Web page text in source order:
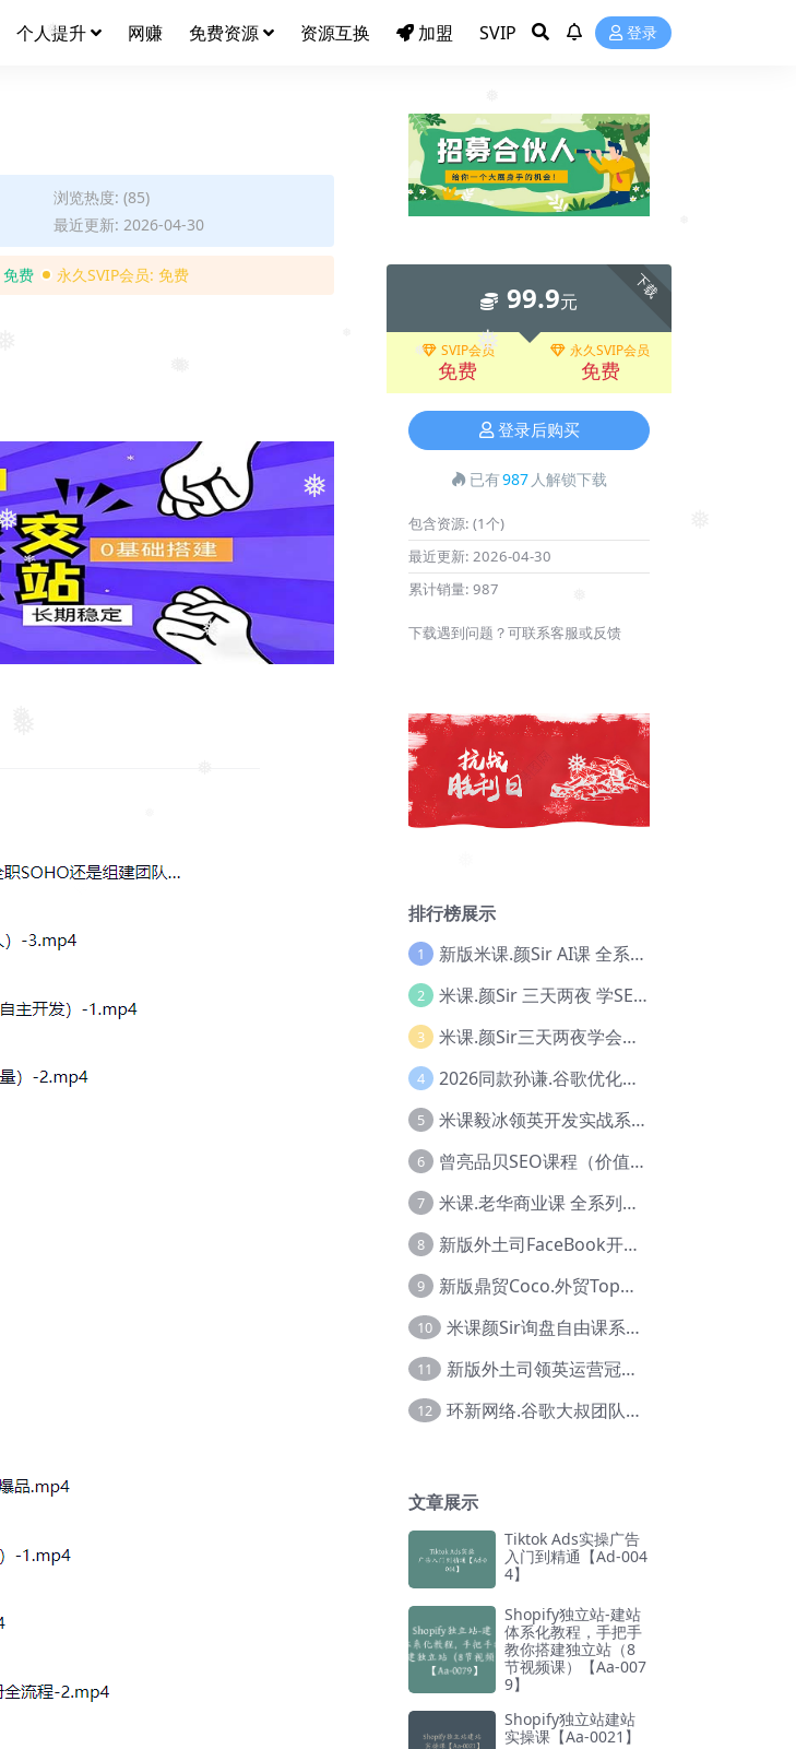
❅
❅
❅
❅
❅
❅
个人提升 网赚 免费资源 资源互换 加盟 SVIP 登录
浏览热度: (85)
最近更新: 2026-04-30
免费 永久SVIP会员: 免费 下载
99.9元
SVIP会员
免费
永久SVIP会员
免费
登录后购买
已有987 人解锁下载
包含资源: (1个)
最近更新: 2026-04-30
累计销量: 987
下载遇到问题？可联系客服或反馈
排行榜展示
1 新版米课.颜Sir AI课 全系列实战教程，价值9800，跨境首选！【Ag-0052】
2 米课.颜Sir 三天两夜 学SEO系列教程，价值9600元，跨境人都在学 【Ag-0056】
3 米课.颜Sir三天两夜学会建站，价值6900，MI课甄选课程 【Ag-0055】
4 2026同款孙谦.谷歌优化师部落内部VIP实战教程|价值4999元全网独家解码（官方报名版本）【@034】
5 米课毅冰领英开发实战系列教程，价值3980，跨境必选【Ag-0049】
6 曾亮品贝SEO课程（价值：9800）品贝全系列教程 【Ab-0022】
7 米课.老华商业课 全系列实战教程，跨境电商必学，价值16900元【Ag-0053】
8 新版外土司FaceBook开发冠军全系列教程【Ab-0021】
9 新版鼎贸Coco.外贸Top业务课 (圈内首次独家解码|460节课)【Ag-0091】
10 米课颜Sir询盘自由课系列视频教程【Ag-0020】
11 新版外土司领英运营冠军【Ag-0047】
12 环新网络.谷歌大叔团队谷歌SEO实战教程【Ab-0024】
文章展示
Tiktok Ads实操广告
入门到精通【Ad-004
4】
Shopify独立站-建站
体系化教程，手把手
教你搭建独立站（8
节视频课）【Aa-007
9】
Shopify独立站建站
实操课【Aa-0021】